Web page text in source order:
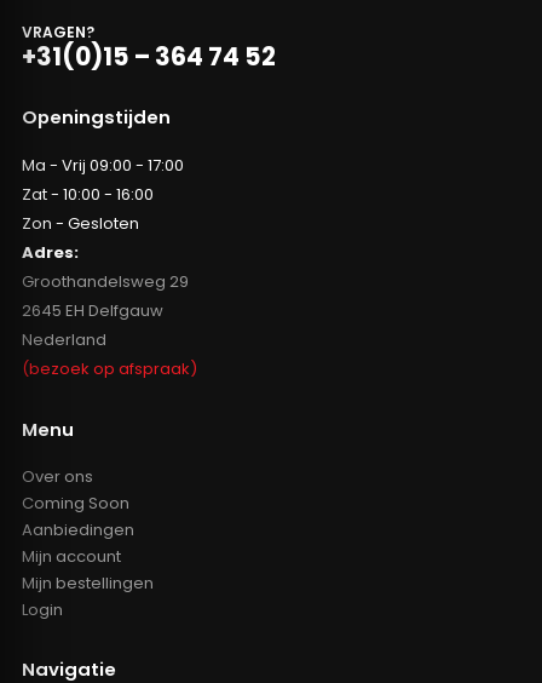
VRAGEN?
+31(0)15 – 364 74 52
Openingstijden
Ma - Vrij 09:00 - 17:00
Zat - 10:00 - 16:00
Zon - Gesloten
Adres:
Groothandelsweg 29
2645 EH Delfgauw
Nederland
(bezoek op afspraak)
Menu
Over ons
Coming Soon
Aanbiedingen
Mijn account
Mijn bestellingen
Login
Navigatie